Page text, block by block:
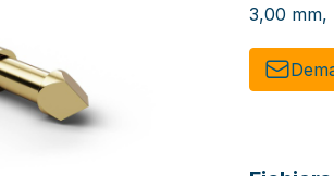
3,00 mm,